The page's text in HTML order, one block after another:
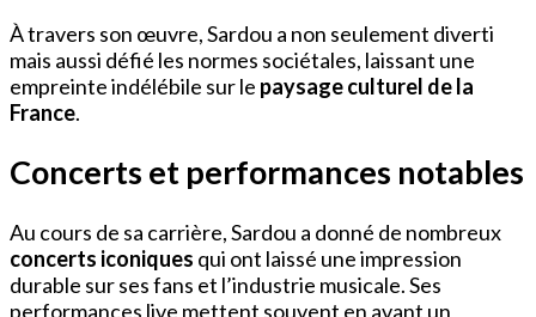
À travers son œuvre, Sardou a non seulement diverti
mais aussi défié les normes sociétales, laissant une
empreinte indélébile sur le paysage culturel de la
France.
Concerts et performances notables
Au cours de sa carrière, Sardou a donné de nombreux
concerts iconiques qui ont laissé une impression
durable sur ses fans et l’industrie musicale. Ses
performances live mettent souvent en avant un